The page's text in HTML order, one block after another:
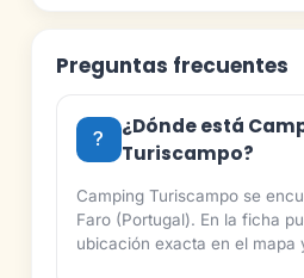
Preguntas frecuentes
¿Dónde está
Turiscampo?
Camping Turiscampo se
Faro (Portugal). En la ficha
ubicación exacta en el mapa